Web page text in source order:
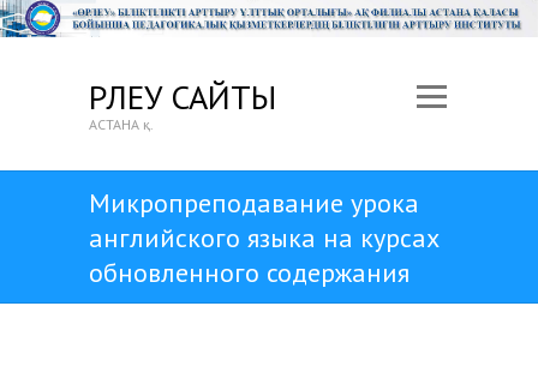
ӨРЛЕУ САЙТЫ
АСТАНА қ.
Микропреподавание урока
английского языка на курсах
обновленного содержания